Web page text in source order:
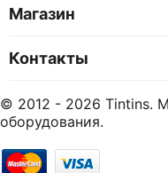
Магазин
Контакты
© 2012 - 2026 Tintins.
оборудования.